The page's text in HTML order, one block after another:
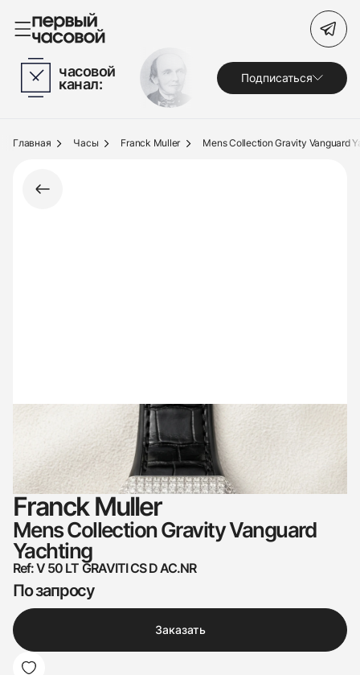
Часы
Украшения
Под заказ
Поиск по сайту
часовой
канал: Подписаться
Главная Часы Franck Muller Mens Collection Gravity Vanguard
Franck Muller
Mens Collection Gravity Vanguard
Yachting
Ref: V 50 LT GRAVITI CS D AC.NR
По запросу
Заказать